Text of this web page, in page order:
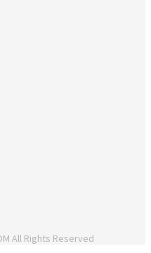
All Rights Reserved